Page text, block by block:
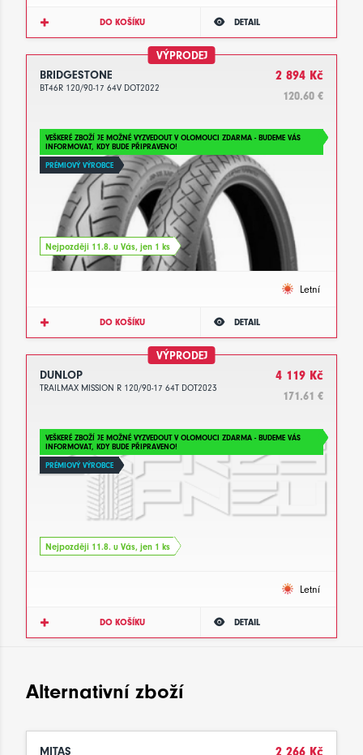
DO KOŠÍKU DETAIL
VÝPRODEJ
BRIDGESTONE
BT46R 120/90-17 64V DOT2022
2 894 Kč
120.60 €
VEŠKERÉ ZBOŽÍ JE MOŽNÉ VYZVEDOUT V OLOMOUCI ZDARMA - BUDEME VÁS
INFORMOVAT, KDY BUDE PŘIPRAVENO!
PRÉMIOVÝ VÝROBCE
Nejpozději 11.8. u Vás, jen 1 ks
Letní
DO KOŠÍKU DETAIL
VÝPRODEJ
DUNLOP
TRAILMAX MISSION R 120/90-17 64T DOT2023
4 119 Kč
171.61 €
VEŠKERÉ ZBOŽÍ JE MOŽNÉ VYZVEDOUT V OLOMOUCI ZDARMA - BUDEME VÁS
INFORMOVAT, KDY BUDE PŘIPRAVENO!
PRÉMIOVÝ VÝROBCE
Nejpozději 11.8. u Vás, jen 1 ks
Letní
DO KOŠÍKU DETAIL
Alternativní zboží
MITAS 2 266 Kč